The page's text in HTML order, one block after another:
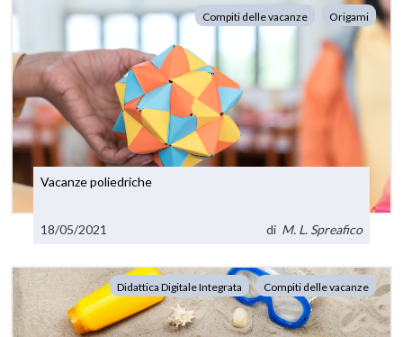
Compiti delle vacanze Origami
Vacanze poliedriche
18/05/2021 di M. L. Spreafico
Didattica Digitale Integrata Compiti delle vacanze